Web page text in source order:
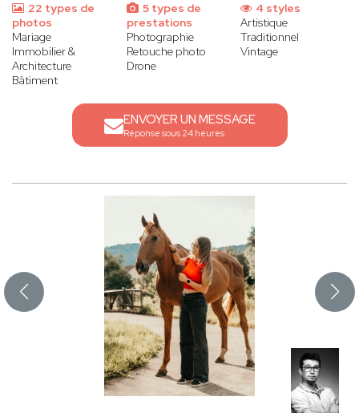
22 types de
photos
Mariage
Immobilier &
Architecture
Bâtiment
5 types de
prestations
Photographie
Retouche photo
Drone
4 styles
Artistique
Traditionnel
Vintage
ENVOYER UN MESSAGE
Réponse sous 24 heures